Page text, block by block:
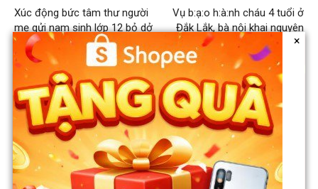
Xúc động bức tâm thư người
mẹ gửi nam sinh lớp 12 bỏ dở
bữa cơm, lao từ nhà hàng ra
biển cứu sống 2 anh em khỏi
tay t:ử th:ần
Vụ b:ạ:o h:à:nh cháu 4 tuổi ở
Đắk Lắk, bà nội khai nguyên
nhân
×